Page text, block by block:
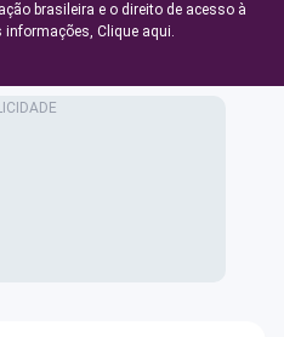
brasileira e o direito de acesso à
informações, Clique aqui.